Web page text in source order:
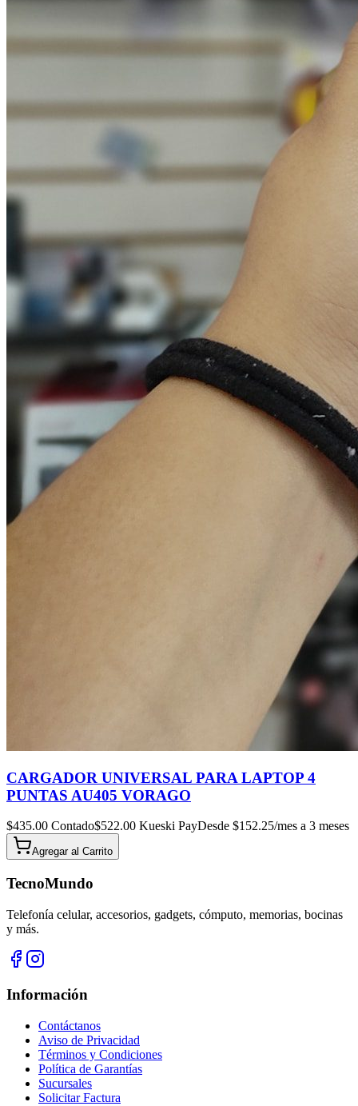
CARGADOR UNIVERSAL PARA LAPTOP 4
PUNTAS AU405 VORAGO
$435.00 Contado$522.00 Kueski PayDesde $152.25/mes a 3 meses
Agregar al Carrito
TecnoMundo
Telefonía celular, accesorios, gadgets, cómputo, memorias, bocinas
y más.
Información
Contáctanos
Aviso de Privacidad
Términos y Condiciones
Política de Garantías
Sucursales
Solicitar Factura